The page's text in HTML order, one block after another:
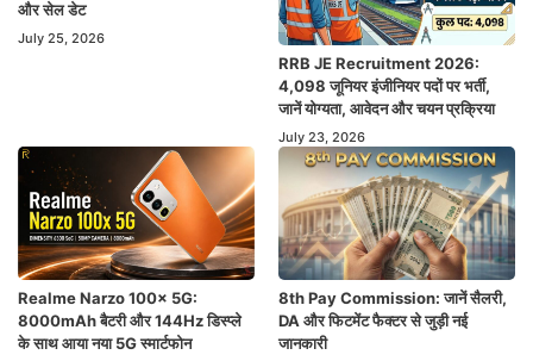
और सेल डेट
July 25, 2026
RRB JE Recruitment 2026:
4,098 जूनियर इंजीनियर पदों पर भर्ती,
जानें योग्यता, आवेदन और चयन प्रक्रिया
July 23, 2026
Realme Narzo 100x 5G:
8000mAh बैटरी और 144Hz डिस्प्ले
के साथ आया नया 5G स्मार्टफोन
8th Pay Commission: जानें सैलरी,
DA और फिटमेंट फैक्टर से जुड़ी नई
जानकारी